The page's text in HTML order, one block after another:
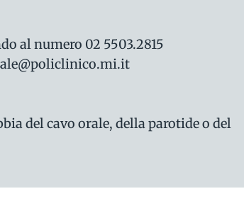
al numero 02 5503.2815
del cavo orale, della parotide o del